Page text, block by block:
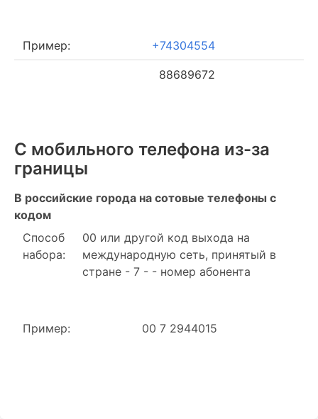
Пример: +74304554
88689672
С мобильного телефона из-за
границы
В российские города на сотовые телефоны с
кодом
Способ
набора:
00 или другой код выхода на
международную сеть, принятый в
стране - 7 - - номер абонента
Пример: 00 7 2944015